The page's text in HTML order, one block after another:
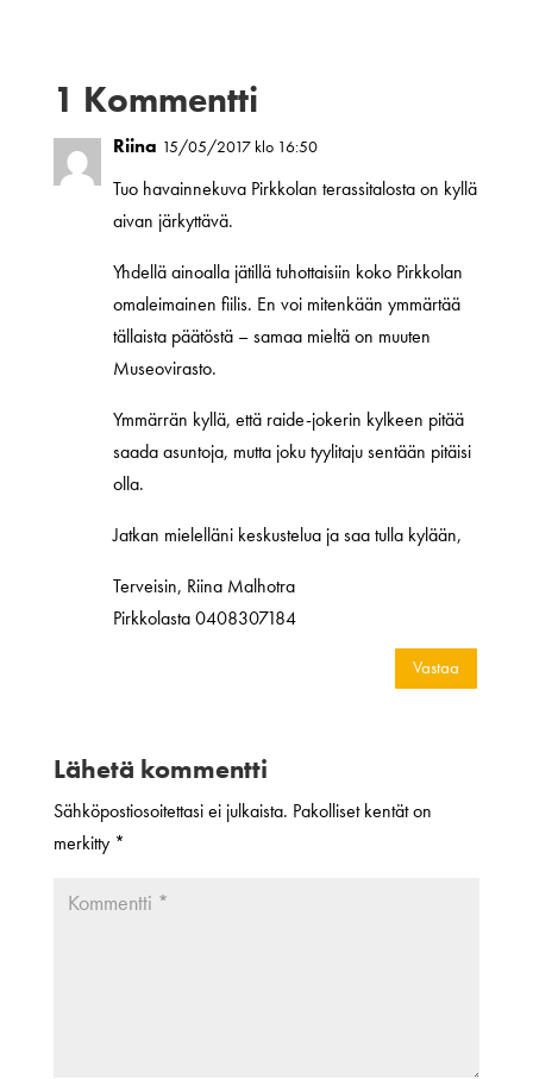
1 Kommentti
Riina 15/05/2017 klo 16:50
Tuo havainnekuva Pirkkolan terassitalosta on kyllä
aivan järkyttävä.
Yhdellä ainoalla jätillä tuhottaisiin koko Pirkkolan
omaleimainen fiilis. En voi mitenkään ymmärtää
tällaista päätöstä – samaa mieltä on muuten
Museovirasto.
Ymmärrän kyllä, että raide-jokerin kylkeen pitää
saada asuntoja, mutta joku tyylitaju sentään pitäisi
olla.
Jatkan mielelläni keskustelua ja saa tulla kylään,
Terveisin, Riina Malhotra
Pirkkolasta 0408307184
Vastaa
Lähetä kommentti
Sähköpostiosoitettasi ei julkaista. Pakolliset kentät on
merkitty *